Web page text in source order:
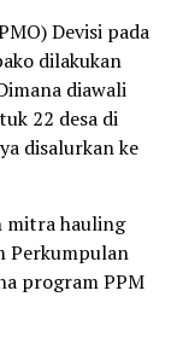
Devisi pada
dilakukan
diawali
22 desa di
disalurkan ke
mitra hauling
Perkumpulan
program PPM